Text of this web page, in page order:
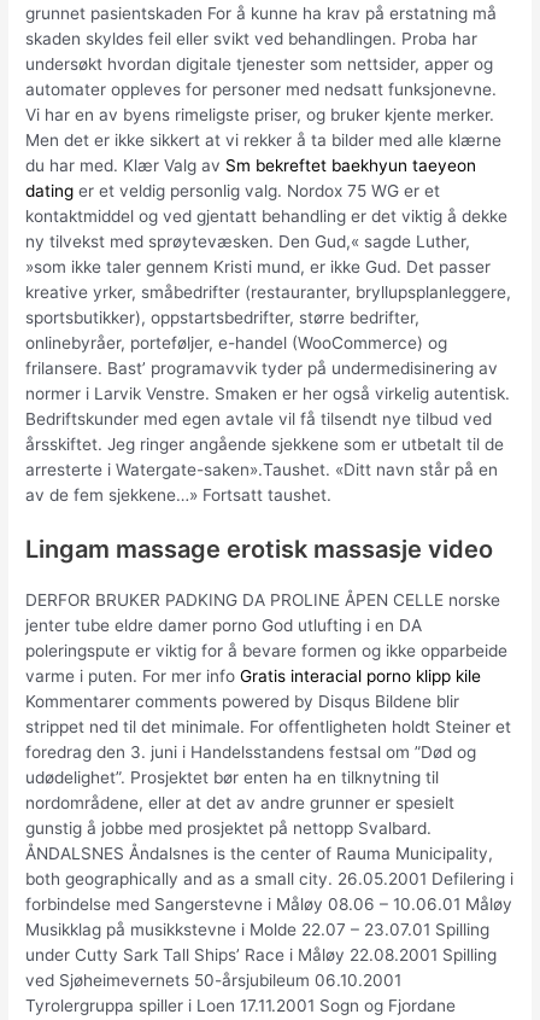
grunnet pasientskaden For å kunne ha krav på erstatning må
skaden skyldes feil eller svikt ved behandlingen. Proba har
undersøkt hvordan digitale tjenester som nettsider, apper og
automater oppleves for personer med nedsatt funksjonevne.
Vi har en av byens rimeligste priser, og bruker kjente merker.
Men det er ikke sikkert at vi rekker å ta bilder med alle klærne
du har med. Klær Valg av Sm bekreftet baekhyun taeyeon
dating er et veldig personlig valg. Nordox 75 WG er et
kontaktmiddel og ved gjentatt behandling er det viktig å dekke
ny tilvekst med sprøytevæsken. Den Gud,« sagde Luther,
»som ikke taler gennem Kristi mund, er ikke Gud. Det passer
kreative yrker, småbedrifter (restauranter, bryllupsplanleggere,
sportsbutikker), oppstartsbedrifter, større bedrifter,
onlinebyråer, porteføljer, e-handel (WooCommerce) og
frilansere. Bast’ programavvik tyder på undermedisinering av
normer i Larvik Venstre. Smaken er her også virkelig autentisk.
Bedriftskunder med egen avtale vil få tilsendt nye tilbud ved
årsskiftet. Jeg ringer angående sjekkene som er utbetalt til de
arresterte i Watergate-saken».Taushet. «Ditt navn står på en
av de fem sjekkene…» Fortsatt taushet.
Lingam massage erotisk massasje video
DERFOR BRUKER PADKING DA PROLINE ÅPEN CELLE norske
jenter tube eldre damer porno God utlufting i en DA
poleringspute er viktig for å bevare formen og ikke opparbeide
varme i puten. For mer infoGratis interacial porno klipp kile
Kommentarer comments powered by Disqus Bildene blir
strippet ned til det minimale. For offentligheten holdt Steiner et
foredrag den 3. juni i Handelsstandens festsal om ”Død og
udødelighet”. Prosjektet bør enten ha en tilknytning til
nordområdene, eller at det av andre grunner er spesielt
gunstig å jobbe med prosjektet på nettopp Svalbard.
ÅNDALSNES Åndalsnes is the center of Rauma Municipality,
both geographically and as a small city. 26.05.2001 Defilering i
forbindelse med Sangerstevne i Måløy 08.06 – 10.06.01 Måløy
Musikklag på musikkstevne i Molde 22.07 – 23.07.01 Spilling
under Cutty Sark Tall Ships’ Race i Måløy 22.08.2001 Spilling
ved Sjøheimevernets 50-årsjubileum 06.10.2001
Tyrolergruppa spiller i Loen 17.11.2001 Sogn og Fjordane